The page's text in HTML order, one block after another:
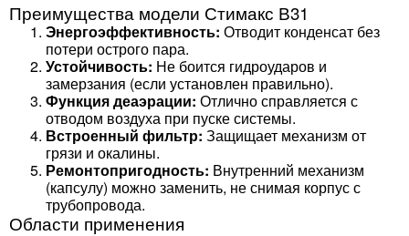
Преимущества модели Стимакс В31
Энергоэффективность: Отводит конденсат без
потери острого пара.
Устойчивость: Не боится гидроударов и
замерзания (если установлен правильно).
Функция деаэрации: Отлично справляется с
отводом воздуха при пуске системы.
Встроенный фильтр: Защищает механизм от
грязи и окалины.
Ремонтопригодность: Внутренний механизм
(капсулу) можно заменить, не снимая корпус с
трубопровода.
Области применения